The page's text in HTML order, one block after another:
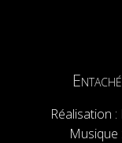
Entaché
Réalisation
Musique